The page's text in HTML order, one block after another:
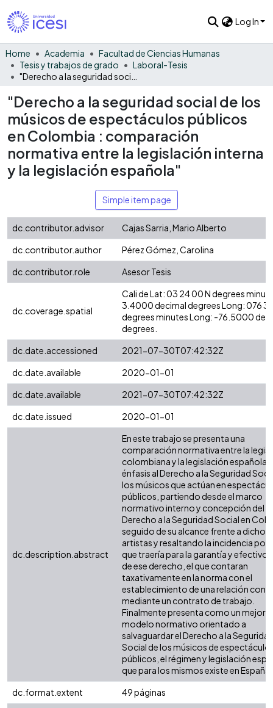
Log In
Home Academia
Facultad de Ciencias Humanas
Tesis y trabajos de grado
Laboral-Tesis
"Derecho a la seguridad social de los
músicos de espectáculos públicos
en Colombia : comparación
normativa entre la legislación interna
y la legislación española"
Simple item page
dc.contributor.advisor
Cajas Sarria, Mario Alberto
dc.contributor.author
Pérez Gómez, Carolina
dc.contributor.role
Asesor Tesis
dc.coverage.spatial
Cali de Lat: 03 24 00 N degrees
3.4000 decimal degrees Long: 076
degrees minutes Long: -76.5000
degrees.
dc.date.accessioned
2021-07-30T07:42:32Z
dc.date.available
2020-01-01
dc.date.available
2021-07-30T07:42:32Z
dc.date.issued
2020-01-01
dc.description.abstract
En este trabajo se presenta una
comparación normativa entre la
colombiana y la legislación española
énfasis al Derecho a la Seguridad
los músicos que actúan en
públicos, partiendo desde el marco
normativo interno y concepción del
Derecho a la Seguridad Social en
seguido de su alcance frente a dichos
artistas y resaltando la incidencia
que traería para la garantía y efectivo
de ese derecho, el que contaran
taxativamente en la norma con el
establecimiento de una relación
mediante un contrato de trabajo.
Finalmente presenta como un mejor
modelo normativo orientado a
salvaguardar el Derecho a la
Social de los músicos de
públicos, el régimen y legislación
que para los mismos existe en España.
dc.format.extent
49 páginas